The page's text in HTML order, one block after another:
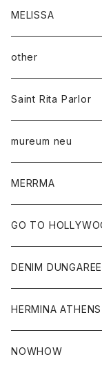
MELISSA
other
Saint Rita Parlor
mureum neu
MERRMA
GO TO
DENIM DUNGAREE
HERMINA ATHENS
NOWHOW